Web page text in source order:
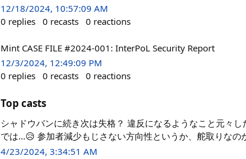
12/18/2024, 10:57:09 AM
0 replies 0 recasts 0 reactions
Mint CASE FILE #2024-001: InterPoL Security Report
12/3/2024, 12:49:09 PM
0 replies 0 recasts 0 reactions
Top casts
シャドウバンに続き次は失格？ 違反になるようなこと元々
では...😥 参加者減少もじさない方向性というか、舵取りなの
4/23/2024, 3:34:51 AM